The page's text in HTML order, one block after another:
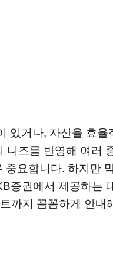
있거나, 자산을 효율
즈를 반영해 여러
요합니다. 하지만
증권에서 제공하는
까지 꼼꼼하게 안내